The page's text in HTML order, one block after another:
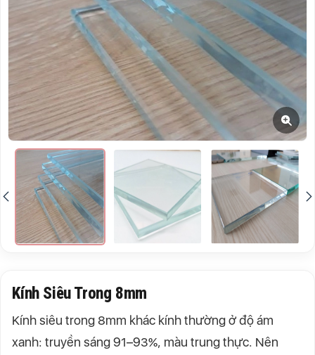
Kính Siêu Trong 8mm
Kính siêu trong 8mm khác kính thường ở độ ám
xanh: truyền sáng 91–93%, màu trung thực. Nên